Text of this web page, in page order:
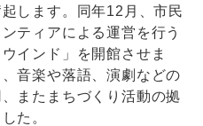
します。同年12月、市民
ティアによる運営を行う
インド」を開館させま
音楽や落語、演劇などの
またまちづくり活動の拠
た。